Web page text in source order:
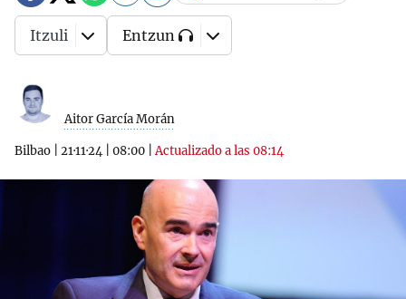
Aitor García Morán
Bilbao 21·11·24 08:00 |Actualizado a las 08:14
Itzuli Entzun